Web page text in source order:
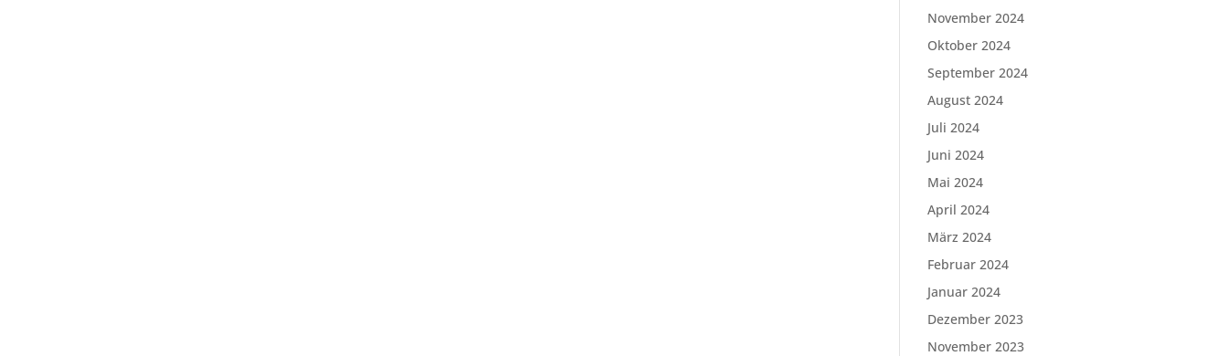
November 2024
Oktober 2024
September 2024
August 2024
Juli 2024
Juni 2024
Mai 2024
April 2024
März 2024
Februar 2024
Januar 2024
Dezember 2023
November 2023